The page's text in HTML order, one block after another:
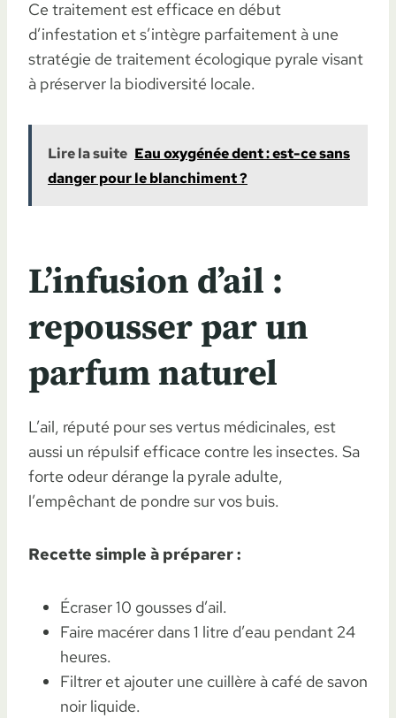
Ce traitement est efficace en début
d’infestation et s’intègre parfaitement à une
stratégie de traitement écologique pyrale visant
à préserver la biodiversité locale.
Lire la suite Eau oxygénée dent : est-ce sans
danger pour le blanchiment ?
L’infusion d’ail :
repousser par un
parfum naturel
L’ail, réputé pour ses vertus médicinales, est
aussi un répulsif efficace contre les insectes. Sa
forte odeur dérange la pyrale adulte,
l’empêchant de pondre sur vos buis.
Recette simple à préparer :
Écraser 10 gousses d’ail.
Faire macérer dans 1 litre d’eau pendant 24
heures.
Filtrer et ajouter une cuillère à café de savon
noir liquide.